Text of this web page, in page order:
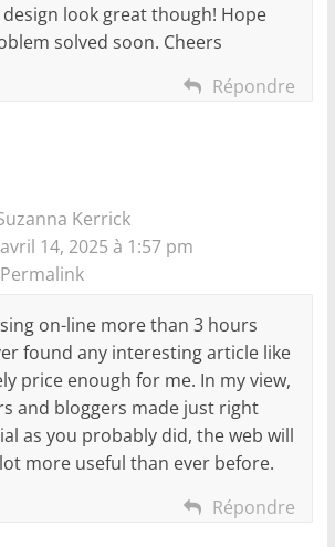
look great though! Hope
solved soon. Cheers
Répondre
Kerrick
avril 14, 2025 à 1:57 pm
Permalink
on-line more than 3 hours
found any interesting article like
price enough for me. In my view,
and bloggers made just right
as you probably did, the web will
more useful than ever before.
Répondre